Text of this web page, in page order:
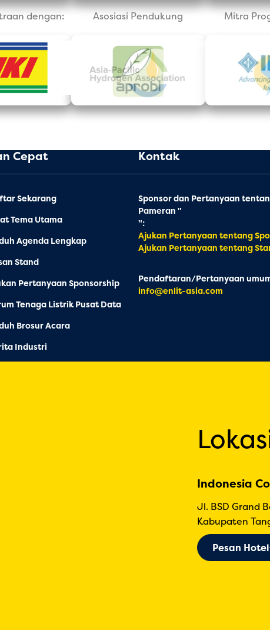
dengan: Asosiasi Pendukung Mitra
Cepat
Sekarang
Tema Utama
Agenda Lengkap
Stand
Pertanyaan Sponsorship
Tenaga Listrik Pusat Data
Brosur Acara
Industri
Kontak
Sponsor dan Pertanyaan
Pameran "
":
Ajukan Pertanyaan tentang
Ajukan Pertanyaan tentang
Pendaftaran/Pertanyaan
info@enlit-asia.com
Indonesia
Jl. BSD Grand
Kabupaten
Pesan Hotel